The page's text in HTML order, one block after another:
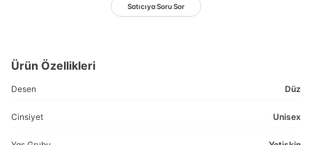
Satıcıya Soru Sor
Ürün Özellikleri
Desen Düz
Cinsiyet Unisex